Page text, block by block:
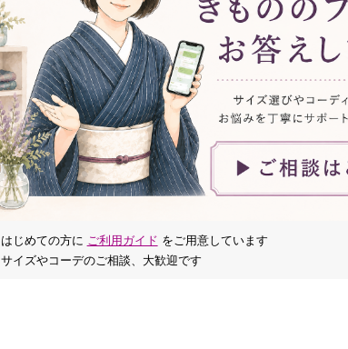
はじめての方に ご利用ガイド をご用意しています
サイズやコーデのご相談、大歓迎です